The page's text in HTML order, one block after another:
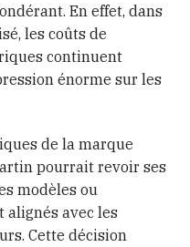
En effet, dans
les coûts de
continuent
énorme sur les
de la marque
pourrait revoir ses
modèles ou
alignés avec les
Cette décision